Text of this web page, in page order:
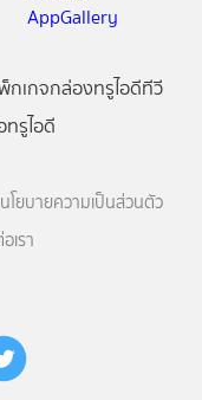
กเกจกล่องทรูไอดีทีวี
ทรูไอดี
นโยบายความเป็นส่วนตัว
เรา